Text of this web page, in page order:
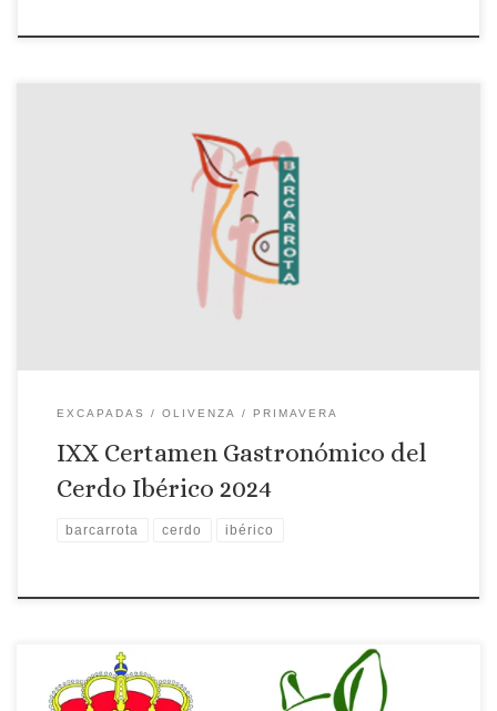
IXX Certamen Gastronómico del Cerdo Ibérico 2024
EXCAPADAS OLIVENZA PRIMAVERA
IXX Certamen Gastronómico del
Cerdo Ibérico 2024
barcarrota cerdo ibérico